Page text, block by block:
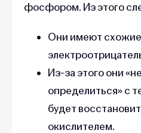
фосфором. Из этого
Они имеют схожие
Из-за этого они
определиться» с
будет
окислителем.